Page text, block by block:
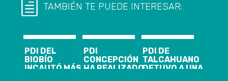
TAMBIÉN TE PUEDE INTERESAR:
PDI DEL
BIOBÍO
INCAUTÓ MÁS
PDI
CONCEPCIÓN
HA REALIZADO
PDI DE
TALCAHUANO
DETUVO A UNA